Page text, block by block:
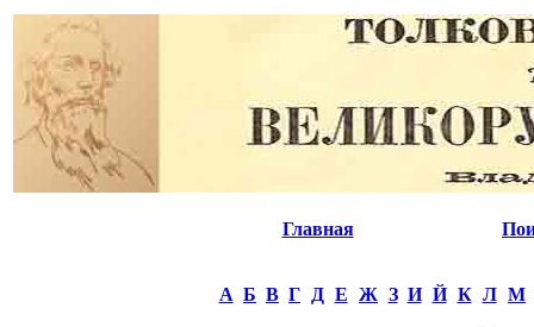
Главная
А Б В Г Д Е Ж З И Й К Л М